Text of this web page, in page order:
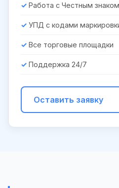
Работа с Честным знаком
УПД с кодами
Все торговые площадки
Поддержка 24/7
Оставить заявку